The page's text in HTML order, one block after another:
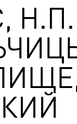
Н.П.